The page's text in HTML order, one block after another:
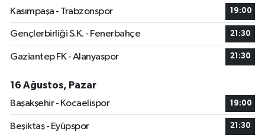
Kasımpaşa - Trabzonspor 19:00
Gençlerbirliği S.K. - Fenerbahçe 21:30
Gaziantep FK - Alanyaspor 21:30
16 Ağustos, Pazar
Başakşehir - Kocaelispor
19:00
Beşiktaş - Eyüpspor 21:30